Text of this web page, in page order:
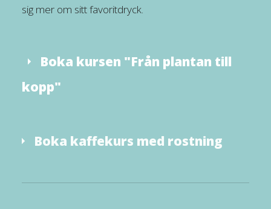
sig mer om sitt favoritdryck.
Boka kursen "Från plantan till
kopp"
Boka kaffekurs med rostning